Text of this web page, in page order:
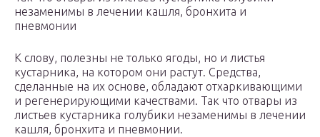
незаменимы в лечении кашля, бронхита и
пневмонии
К слову, полезны не только ягоды, но и листья
кустарника, на котором они растут. Средства,
сделанные на их основе, обладают отхаркивающими
и регенерирующими качествами. Так что отвары из
листьев кустарника голубики незаменимы в лечении
кашля, бронхита и пневмонии.